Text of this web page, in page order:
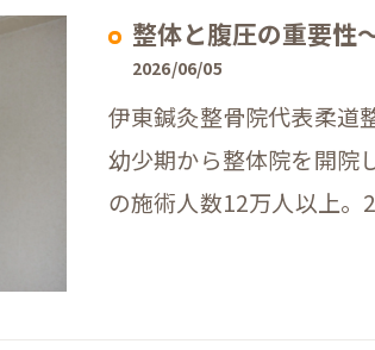
整体と腹圧の重要性
2026/06/05
伊東鍼灸整骨院代表柔道
幼少期から整体院を開院
の施術人数12万人以上